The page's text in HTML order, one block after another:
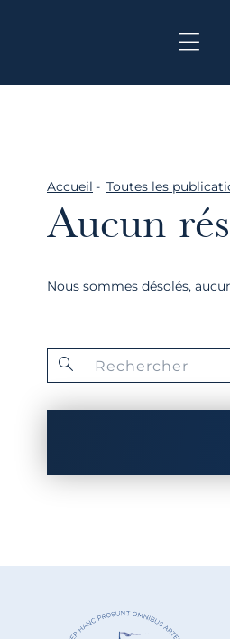
Accueil Toutes les
Aucun
Nous sommes désolés,